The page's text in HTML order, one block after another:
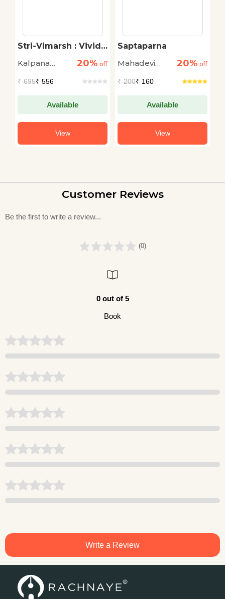
Stri-Vimarsh : Vividh
Kalpana
20% off
₹695₹ 556
Available
View
Saptaparna
Mahadevi
20% off
₹200₹ 160
Available
View
Customer Reviews
Be the first to write a review...
(0)
0 out of 5
Book
Write a Review